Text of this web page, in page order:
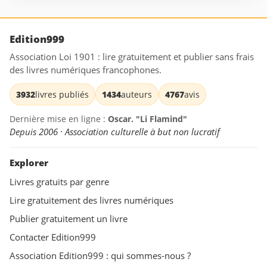
Edition999
Association Loi 1901 : lire gratuitement et publier sans frais
des livres numériques francophones.
3932livres publiés 1434auteurs 4767avis
Dernière mise en ligne : Oscar. "Li Flamind"
Depuis 2006 · Association culturelle à but non lucratif
Explorer
Livres gratuits par genre
Lire gratuitement des livres numériques
Publier gratuitement un livre
Contacter Edition999
Association Edition999 : qui sommes-nous ?